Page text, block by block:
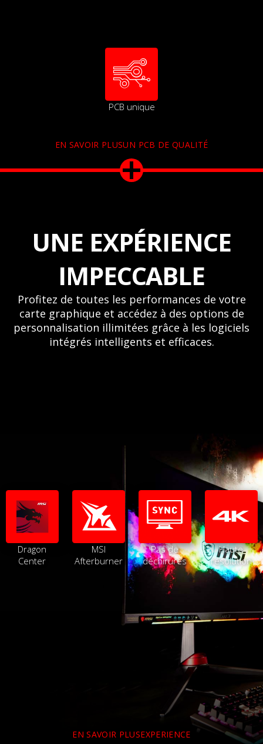
PCB unique
EN SAVOIR PLUSUN PCB DE QUALITÉ
UNE EXPÉRIENCE
IMPECCABLE
Profitez de toutes les performances de votre
carte graphique et accédez à des options de
personnalisation illimitées grâce à les logiciels
intégrés intelligents et efficaces.
Dragon
Center
MSI
Afterburner
Pas de
déchirures
Haute
résolution
EN SAVOIR PLUSEXPERIENCE